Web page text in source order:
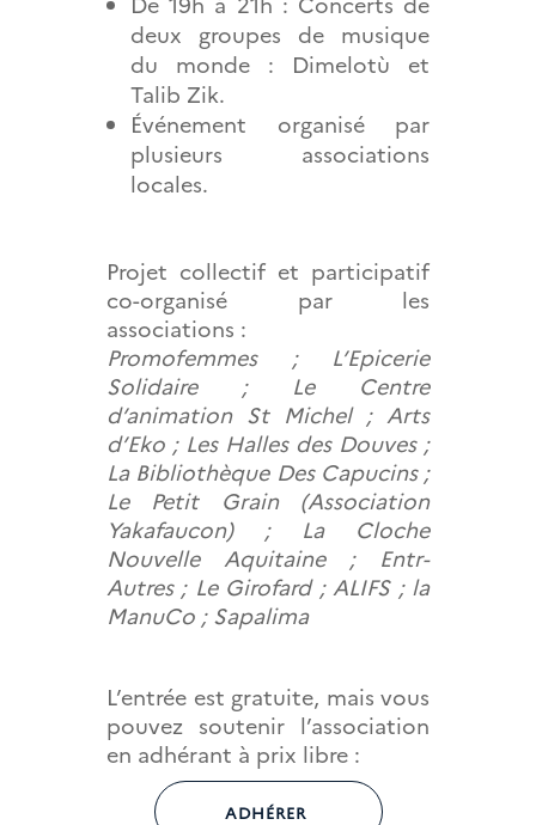
deux groupes de musique
du monde : Dimelotù et
Talib Zik.
Événement organisé par
plusieurs associations
locales.
Projet collectif et participatif
co-organisé par les
associations :
Promofemmes ; L’Epicerie
Solidaire ; Le Centre
d’animation St Michel ; Arts
d’Eko ; Les Halles des Douves ;
La Bibliothèque Des Capucins ;
Le Petit Grain (Association
Yakafaucon) ; La Cloche
Nouvelle Aquitaine ; Entr-
Autres ; Le Girofard ; ALIFS ; la
ManuCo ; Sapalima
L’entrée est gratuite, mais vous
pouvez soutenir l’association
en adhérant à prix libre :
ADHÉRER